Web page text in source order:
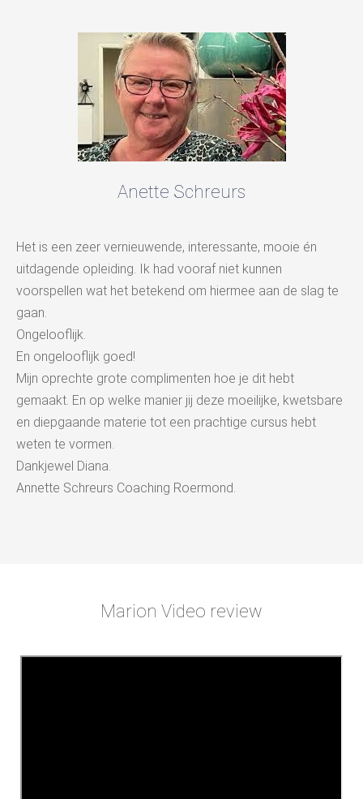
Anette Schreurs
Het is een zeer vernieuwende, interessante, mooie én
uitdagende opleiding. Ik had vooraf niet kunnen
voorspellen wat het betekend om hiermee aan de slag te
gaan.
Ongelooflijk.
En ongelooflijk goed!
Mijn oprechte grote complimenten hoe je dit hebt
gemaakt. En op welke manier jij deze moeilijke, kwetsbare
en diepgaande materie tot een prachtige cursus hebt
weten te vormen.
Dankjewel Diana.
Annette Schreurs Coaching Roermond.
Marion Video review